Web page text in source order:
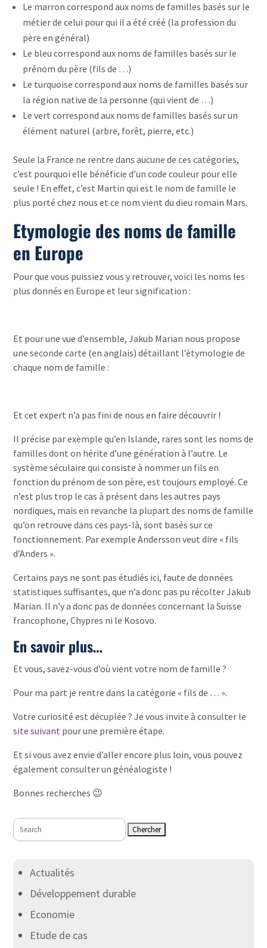
Le marron correspond aux noms de familles basés sur le
métier de celui pour qui il a été créé (la profession du
père en général)
Le bleu correspond aux noms de familles basés sur le
prénom du père (fils de …)
Le turquoise correspond aux noms de familles basés sur
la région native de la personne (qui vient de …)
Le vert correspond aux noms de familles basés sur un
élément naturel (arbre, forêt, pierre, etc.)
Seule la France ne rentre dans aucune de ces catégories,
c’est pourquoi elle bénéficie d’un code couleur pour elle
seule ! En effet, c’est Martin qui est le nom de famille le
plus porté chez nous et ce nom vient du dieu romain Mars.
Etymologie des noms de famille
en Europe
Pour que vous puissiez vous y retrouver, voici les noms les
plus donnés en Europe et leur signification :
Et pour une vue d’ensemble, Jakub Marian nous propose
une seconde carte (en anglais) détaillant l’étymologie de
chaque nom de famille :
Et cet expert n’a pas fini de nous en faire découvrir !
Il précise par exemple qu’en Islande, rares sont les noms de
familles dont on hérite d’une génération à l’autre. Le
système séculaire qui consiste à nommer un fils en
fonction du prénom de son père, est toujours employé. Ce
n’est plus trop le cas à présent dans les autres pays
nordiques, mais en revanche la plupart des noms de famille
qu’on retrouve dans ces pays-là, sont basés sur ce
fonctionnement. Par exemple Andersson veut dire « fils
d’Anders ».
Certains pays ne sont pas étudiés ici, faute de données
statistiques suffisantes, que n’a donc pas pu récolter Jakub
Marian. Il n’y a donc pas de données concernant la Suisse
francophone, Chypres ni le Kosovo.
En savoir plus…
Et vous, savez-vous d’où vient votre nom de famille ?
Pour ma part je rentre dans la catégorie « fils de … ».
Votre curiosité est décuplée ? Je vous invite à consulter le
site suivant pour une première étape.
Et si vous avez envie d’aller encore plus loin, vous pouvez
également consulter un généalogiste !
Bonnes recherches 😉
Rechercher:
Actualités
Développement durable
Economie
Etude de cas